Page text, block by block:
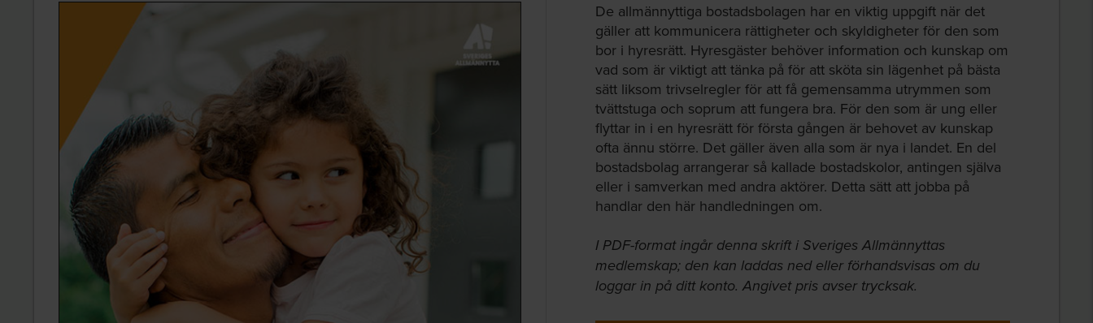
De allmännyttiga bostadsbolagen har en viktig uppgift när det
gäller att kommunicera rättigheter och skyldigheter för den som
bor i hyresrätt. Hyresgäster behöver information och kunskap om
vad som är viktigt att tänka på för att sköta sin lägenhet på bästa
sätt liksom trivselregler för att få gemensamma utrymmen som
tvättstuga och soprum att fungera bra. För den som är ung eller
flyttar in i en hyresrätt för första gången är behovet av kunskap
ofta ännu större. Det gäller även alla som är nya i landet. En del
bostadsbolag arrangerar så kallade bostadskolor, antingen själva
eller i samverkan med andra aktörer. Detta sätt att jobba på
handlar den här handledningen om.
I PDF-format ingår denna skrift i Sveriges Allmännyttas
medlemskap; den kan laddas ned eller förhandsvisas om du
loggar in på ditt konto. Angivet pris avser trycksak.